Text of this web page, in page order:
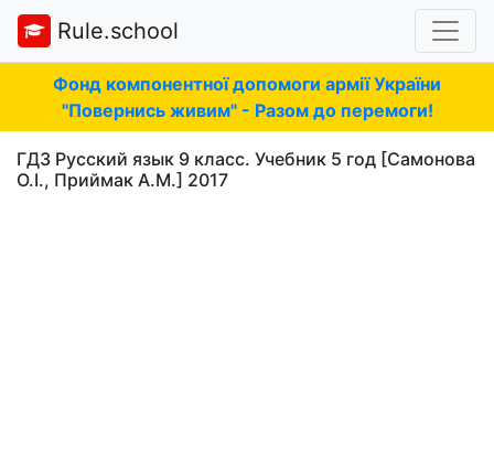
Rule.school
Фонд компонентної допомоги армії України
"Повернись живим" - Разом до перемоги!
ГДЗ Русский язык 9 класс. Учебник 5 год [Самонова
О.І., Приймак А.М.] 2017